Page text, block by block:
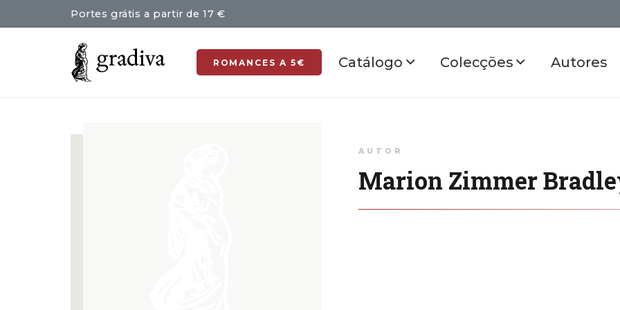
Portes grátis a partir de 17 €
ROMANCES A 5€ Catálogo Colecções Autores
AUTOR
Marion Zimmer